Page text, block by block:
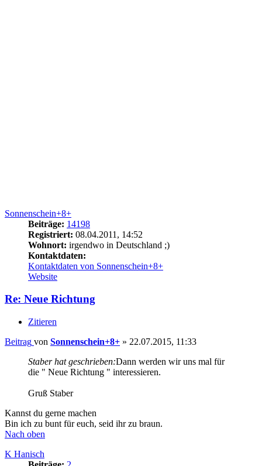
Sonnenschein+8+
Beiträge: 14198
Registriert: 08.04.2011, 14:52
Wohnort: irgendwo in Deutschland ;)
Kontaktdaten:
Kontaktdaten von Sonnenschein+8+
Website
Re: Neue Richtung
Zitieren
Beitrag von Sonnenschein+8+ » 22.07.2015, 11:33
Staber hat geschrieben:Dann werden wir uns mal für
die " Neue Richtung " interessieren.
Gruß Staber
Kannst du gerne machen
Bin ich zu bunt für euch, seid ihr zu braun.
Nach oben
K Hanisch